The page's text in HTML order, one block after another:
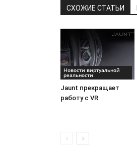
СХОЖИЕ СТАТЬИ
Новости виртуальной
реальности
Jaunt прекращает
работу с VR